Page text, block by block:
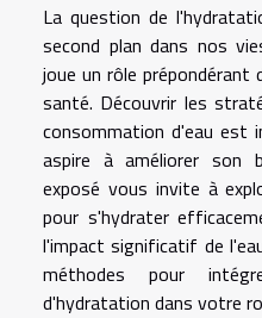
La question de
second plan dans nos
joue un rôle prépondérant
santé. Découvrir les
consommation d'eau est
aspire à améliorer son
exposé vous invite à
pour s'hydrater
l'impact significatif de
méthodes pour
d'hydratation dans votre